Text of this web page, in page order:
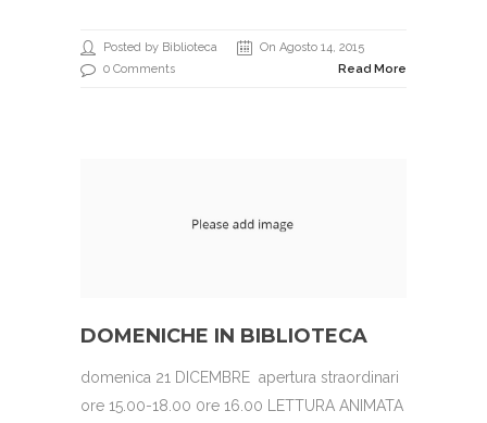
Posted by Biblioteca
On Agosto 14, 2015
0 Comments
Read More
DOMENICHE IN BIBLIOTECA
domenica 21 DICEMBRE apertura straordinari
ore 15.00-18.00 0re 16.00 LETTURA ANIMATA